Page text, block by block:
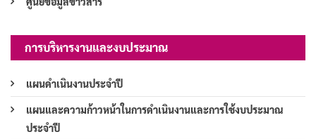
การบริหารงานและงบประมาณ
แผนดำเนินงานประจำปี
แผนและความก้าวหน้าในการดำเนินงานและการใช้งบประมาณ
ประจำปี